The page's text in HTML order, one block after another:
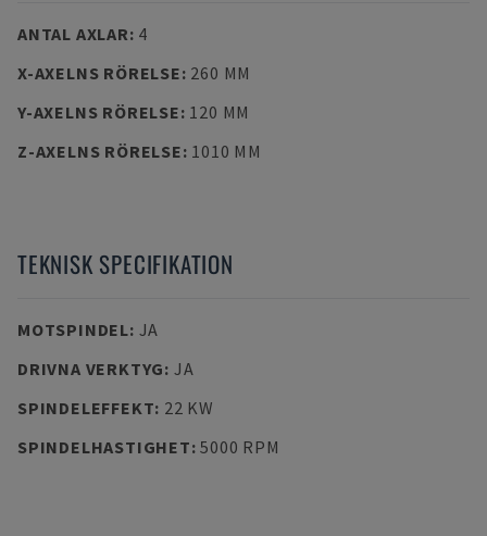
ANTAL AXLAR: 4
X-AXELNS RÖRELSE: 260 MM
Y-AXELNS RÖRELSE: 120 MM
Z-AXELNS RÖRELSE: 1010 MM
TEKNISK SPECIFIKATION
MOTSPINDEL: JA
DRIVNA VERKTYG: JA
SPINDELEFFEKT: 22 KW
SPINDELHASTIGHET:5000 RPM